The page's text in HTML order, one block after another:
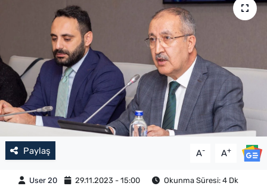
Paylaş A- A+
User 20 29.11.2023 - 15:00 Okunma Süresi: 4 Dk